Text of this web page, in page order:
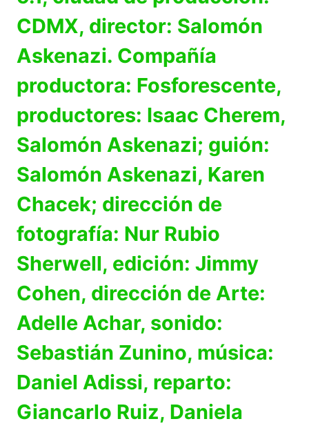
CDMX, director: Salomón
Askenazi. Compañía
productora: Fosforescente,
productores: Isaac Cherem,
Salomón Askenazi; guión:
Salomón Askenazi, Karen
Chacek; dirección de
fotografía: Nur Rubio
Sherwell, edición: Jimmy
Cohen, dirección de Arte:
Adelle Achar, sonido:
Sebastián Zunino, música:
Daniel Adissi, reparto:
Giancarlo Ruiz, Daniela